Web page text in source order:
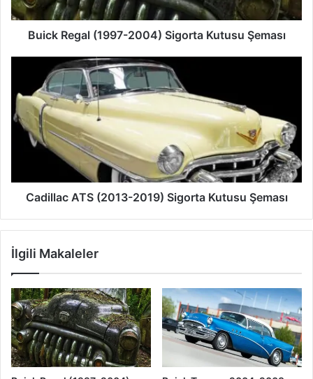
Buick Regal (1997-2004) Sigorta Kutusu Şeması
(2013-
2019)
Sigorta
Kutusu
Şeması
Cadillac ATS (2013-2019) Sigorta Kutusu Şeması
İlgili Makaleler